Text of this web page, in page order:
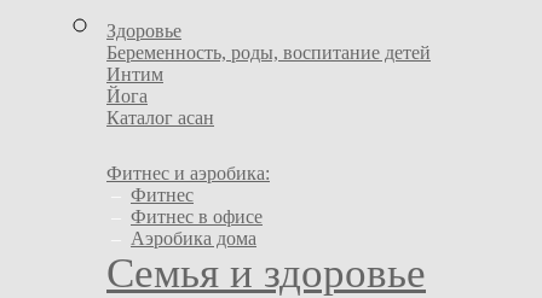
Здоровье
Беременность, роды, воспитание детей
Интим
Йога
Каталог асан
Фитнес и аэробика:
Фитнес
Фитнес в офисе
Аэробика дома
Семья и здоровье